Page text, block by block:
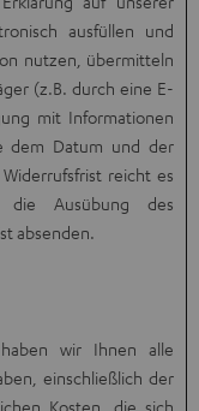
ausfüllen und
nutzen, übermitteln
(z.B. durch eine E-
mit Informationen
dem Datum und der
reicht es
Ausübung des
absenden.
wir Ihnen alle
einschließlich der
Kosten, die sich